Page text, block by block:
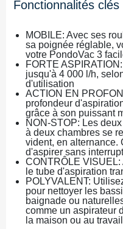
Fonctionnalités clés
MOBILE​​: Avec ses
sa poignée réglable,
votre PondoVac 3
FORTE
jusqu'à 4 000 l/h,
d'utilisation
ACTION EN
profondeur
grâce à son puissant
NON-STOP​​: Les
à deux chambres se
vident, en alternance.
d'aspirer sans
CONTRÔLE​​
le tube d'aspiration
POLYVALENT:
pour nettoyer les
baignade ou
comme un aspirateur
la maison ou au travail